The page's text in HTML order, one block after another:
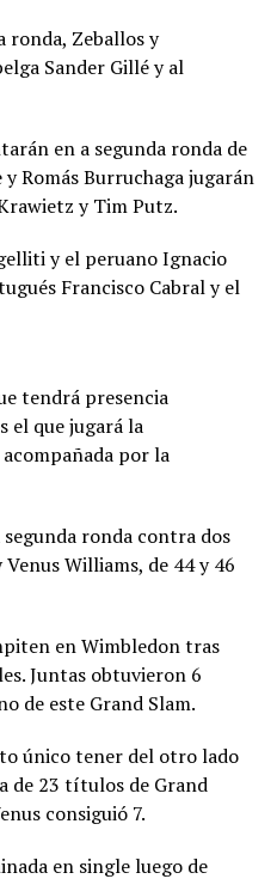
ronda, Zeballos y
Sander Gillé y al
en a segunda ronda de
Romás Burruchaga jugarán
y Tim Putz.
y el peruano Ignacio
Francisco Cabral y el
tendrá presencia
el que jugará la
por la
ronda contra dos
Williams, de 44 y 46
en Wimbledon tras
Juntas obtuvieron 6
de este Grand Slam.
único tener del otro lado
de 23 títulos de Grand
consiguió 7.
en single luego de